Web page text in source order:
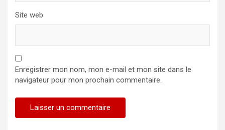
Site web
Enregistrer mon nom, mon e-mail et mon site dans le
navigateur pour mon prochain commentaire.